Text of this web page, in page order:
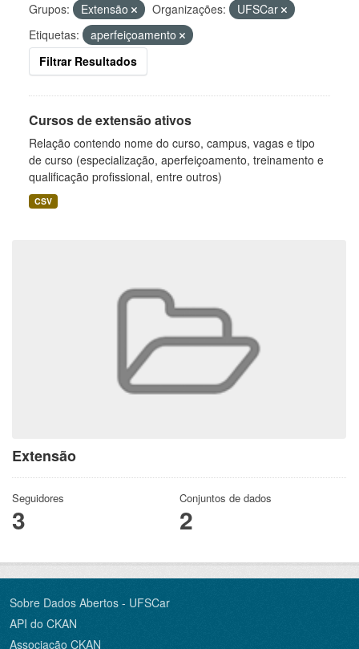
Extensão
Seguidores
3
Conjuntos de dados
2
Grupos:
Extensão Organizações:
UFSCar
Etiquetas:
aperfeiçoamento
Filtrar Resultados
Cursos de extensão ativos
Relação contendo nome do curso, campus, vagas e tipo
de curso (especialização, aperfeiçoamento, treinamento e
qualificação profissional, entre outros)
CSV
Sobre Dados Abertos - UFSCar
API do CKAN
Associação CKAN